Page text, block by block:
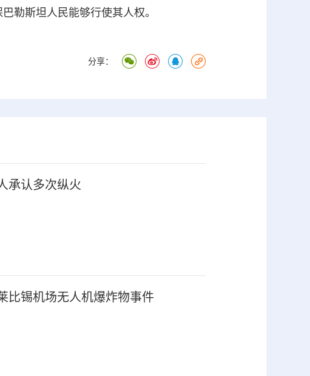
勒斯坦人民能够行使其人权。
分享：
承认多次纵火
比锡机场无人机爆炸物事件